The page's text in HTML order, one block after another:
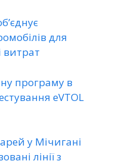
для
витрат
програму в
eVTOL
у Мічигані
лінії з